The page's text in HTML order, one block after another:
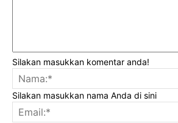
Silakan masukkan komentar anda!
Silakan masukkan nama Anda di sini